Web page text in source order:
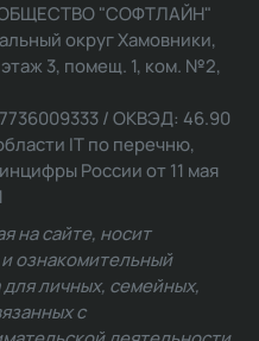
"СОФТЛАЙН"
округ Хамовники,
этаж 3, помещ. 1, ком. №2,
/ ОКВЭД: 46.90
IT по перечню,
России от 11 мая
на сайте, носит
ознакомительный
личных, семейных,
с